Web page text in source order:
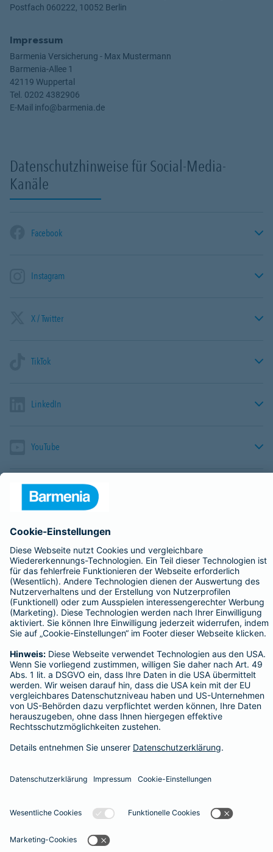
Postfach 060222, 10052 Berlin
Impressum
Barmenia Versicherung - Max Mustermann
Barmenia-Allee 1
42119 Wuppertal
Tel. 0202 4382906
E-Mail info@barmenia.de
Datenschutzhinweise für Social-Media-
Kanäle
Facebook
Instagram
X / Twitter
TikTok
LinkedIn
YouTube
Pinterest
XING
Tumblr
Vimeo
Datenschutz Impressum/Rechtshinweise
Barrierefreiheit
Datenschutz-Einstellungen
Vertrag widerrufenLink Opens in New Tab
Einfach. Menschlich.